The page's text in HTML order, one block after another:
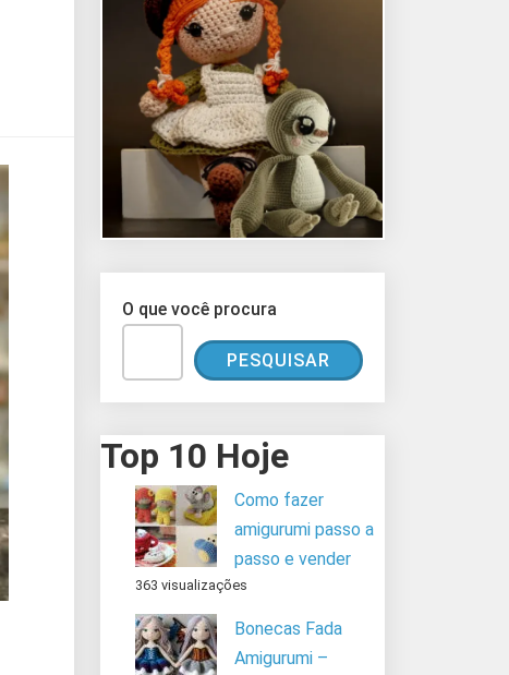
O que você procura
PESQUISAR
Top 10 Hoje
Como fazer
amigurumi passo a
passo e vender
363 visualizações
Bonecas Fada
Amigurumi –